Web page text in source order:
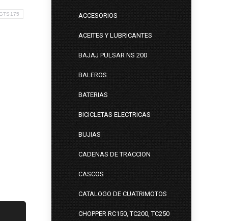
ACCESORIOS
ACEITES Y LUBRICANTES
BAJAJ PULSAR NS 200
BALEROS
BATERIAS
BICICLETAS ELECTRICAS
BUJIAS
CADENAS DE TRACCION
CASCOS
CATALOGO DE CUATRIMOTOS
CHOPPER RC150, TC200, TC250